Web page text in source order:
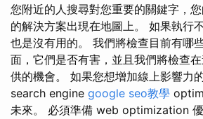
您附近的人搜尋對您重要的關鍵字，
的解決方案出現在地圖上。 如果執行
也是沒有用的。 我們將檢查目前有哪
面，它們是否有害，並且我們將檢查
供的機會。 如果您想增加線上影響力
search engine google seo教學
未來。 必須準備 web optimization 優